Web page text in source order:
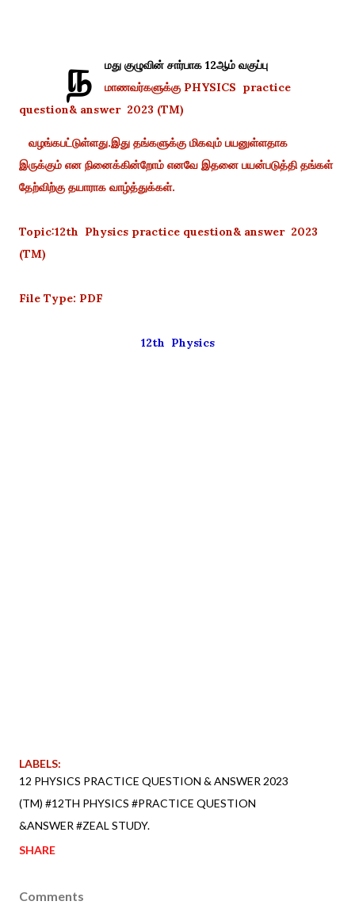
ந
மது குழுவின் சார்பாக 12ஆம் வகுப்பு
மாணவர்களுக்கு PHYSICS practice
question& answer 2023 (TM)
வழங்கபட்டுள்ளது.இது தங்களுக்கு மிகவும் பயனுள்ளதாக
இருக்கும் என நினைக்கின்றோம் எனவே இதனை பயன்படுத்தி தங்கள்
தேற்விற்கு தயாராக வாழ்த்துக்கள்.
Topic:12th Physics practice question& answer 2023
(TM)
File Type: PDF
12th Physics
LABELS:
12 PHYSICS PRACTICE QUESTION & ANSWER 2023
(TM) #12TH PHYSICS #PRACTICE QUESTION
&ANSWER #ZEAL STUDY.
SHARE
Comments